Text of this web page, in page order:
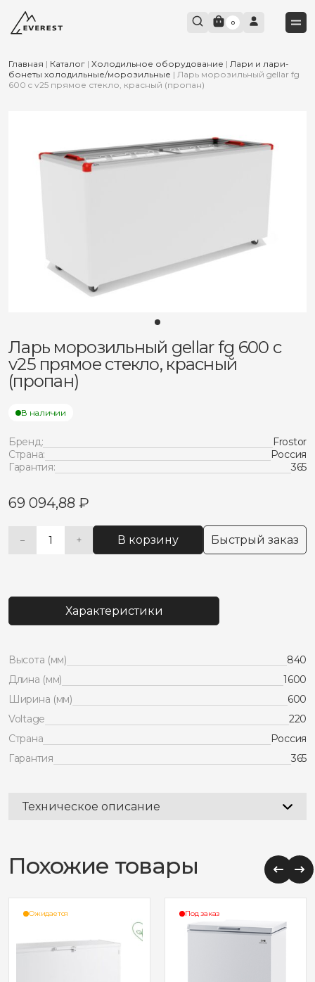
0
Главная | Каталог | Холодильное оборудование | Лари и лари-
бонеты холодильные/морозильные | Ларь морозильный gellar fg
600 c v25 прямое стекло, красный (пропан)
Ларь морозильный gellar fg 600 c
v25 прямое стекло, красный
(пропан)
В наличии
Бренд:
Frostor
Страна:
Россия
Гарантия:
365
69 094,88 ₽
−
Количество
gellar
600
v25
прямое
стекло,
красный
(пропан)
+ В корзину Быстрый заказ
Alternative:
Характеристики
Высота (мм)
840
Длина (мм)
1600
Ширина (мм)
600
Voltage
220
Страна
Россия
Гарантия
365
Техническое описание
Похожие товары
Ожидается Под заказ